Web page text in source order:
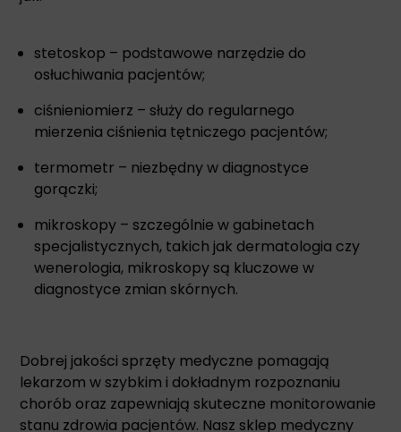
stetoskop – podstawowe narzędzie do
osłuchiwania pacjentów;
ciśnieniomierz – służy do regularnego
mierzenia ciśnienia tętniczego pacjentów;
termometr – niezbędny w diagnostyce
gorączki;
mikroskopy – szczególnie w gabinetach
specjalistycznych, takich jak dermatologia czy
wenerologia, mikroskopy są kluczowe w
diagnostyce zmian skórnych.
Dobrej jakości sprzęty medyczne pomagają
lekarzom w szybkim i dokładnym rozpoznaniu
chorób oraz zapewniają skuteczne monitorowanie
stanu zdrowia pacjentów. Nasz sklep medyczny